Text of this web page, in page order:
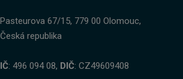
Pasteurova 67/15, 779 00 Olomouc,
Česká republika
IČ: 496 094 08, DIČ: CZ49609408